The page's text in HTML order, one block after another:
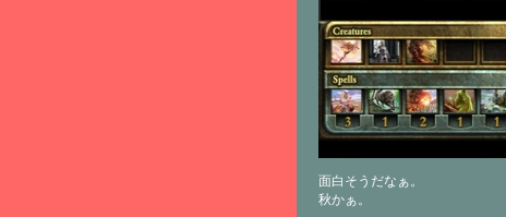
面白そうだなぁ。
秋かぁ。